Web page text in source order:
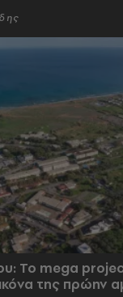
To mega
της πρώην